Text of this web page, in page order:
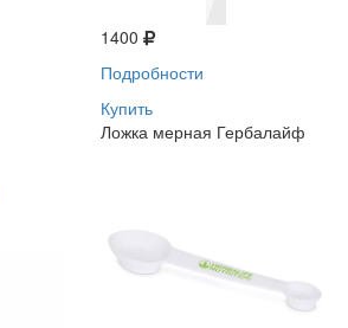
1400
Подробности
Купить
Ложка мерная Гербалайф